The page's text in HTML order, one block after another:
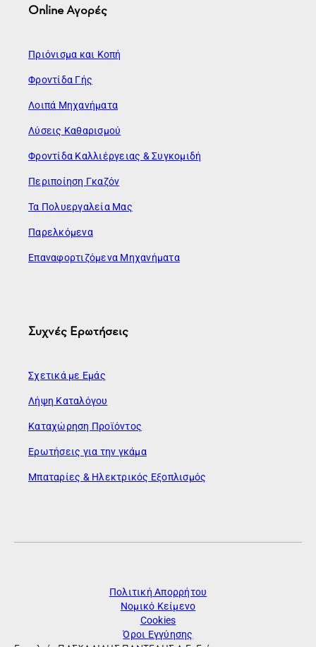
Online Αγορές
Πριόνισμα και Κοπή
Φροντίδα Γής
Λοιπά Μηχανήματα
Λύσεις Καθαρισμού
Φροντίδα Καλλιέργειας & Συγκομιδή
Περιποίηση Γκαζόν
Τα Πολυεργαλεία Μας
Παρελκόμενα
Επαναφορτιζόμενα Μηχανήματα
Συχνές Ερωτήσεις
Σχετικά με Εμάς
Λήψη Καταλόγου
Καταχώρηση Προϊόντος
Ερωτήσεις για την γκάμα
Μπαταρίες & Ηλεκτρικός Εξοπλισμός
Πολιτική Απορρήτου
Νομικό Κείμενο
Cookies
Όροι Εγγύησης